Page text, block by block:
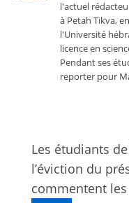
l'actuel
à Petah Tikva,
l'Université
licence en
Pendant ses
reporter pour
Les étudiants
l’éviction du
commentent les